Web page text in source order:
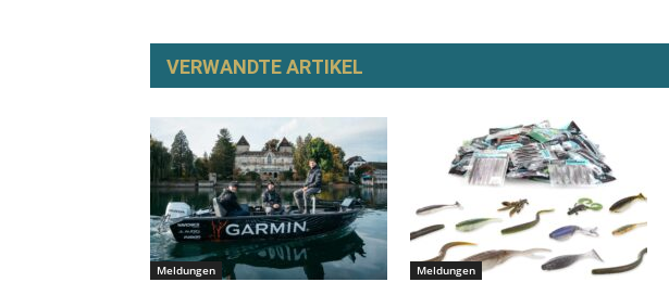
VERWANDTE ARTIKEL
Meldungen Meldungen